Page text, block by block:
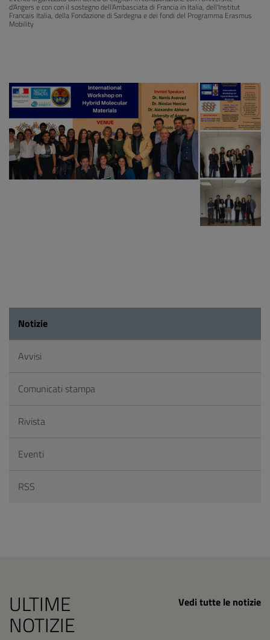
d'Angers e con con il sostegno dell'Ambasciata di Francia in Italia, dell'Institut
Francais Italia, della Fondazione di Sardegna e dei fondi del Programma Erasmus
Mobility
Notizie
Avvisi
Comunicati stampa
Rivista
Eventi
RSS
ULTIME
NOTIZIE
Vedi tutte le notizie